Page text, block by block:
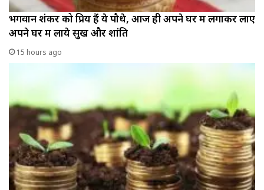
भगवान शंकर को प्रिय हैं ये पौधे, आज ही अपने घर में लगाकर लाए
अपने घर में लाये सुख और शांति
15 hours ago